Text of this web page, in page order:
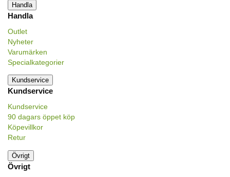
Handla
Handla
Outlet
Nyheter
Varumärken
Specialkategorier
Kundservice
Kundservice
Kundservice
90 dagars öppet köp
Köpevillkor
Retur
Övrigt
Övrigt